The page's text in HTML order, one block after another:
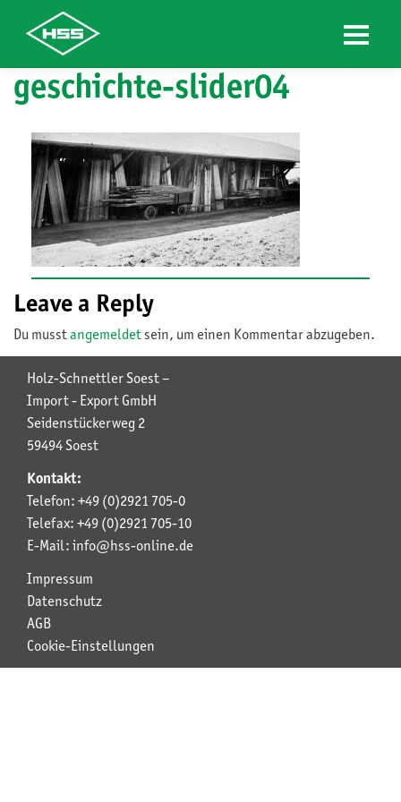
Skip
contentgeschichte-slider04
Leave a Reply
Du musstangemeldetsein, um einen Kommentar abzugeben.
Holz-Schnettler Soest –
Import - Export GmbH
Seidenstückerweg 2
59494 Soest
Kontakt:
Telefon: +49 (0)2921 705-0
Telefax: +49 (0)2921 705-10
E-Mail: info@hss-online.de
Impressum
Datenschutz
AGB
Cookie-Einstellungen